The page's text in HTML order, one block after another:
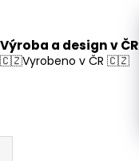
Výroba a design v ČR
🇨🇿Vyrobeno v ČR 🇨🇿